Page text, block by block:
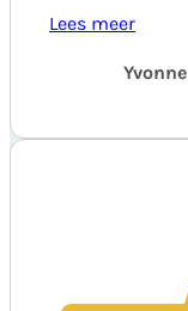
Lees meer
Yvonne